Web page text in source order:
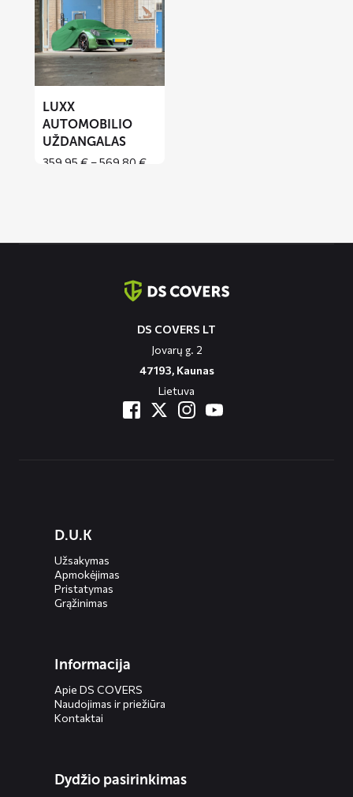
over
LUXX
automobilio
uždangalas
LUXX
AUTOMOBILIO
UŽDANGALAS
359,95 €–569,80 €Price
DS COVERS LT
Jovarų g. 2
47193, Kaunas
Lietuva
menusD.U.K
Užsakymas
Apmokėjimas
Pristatymas
Grąžinimas
Informacija
Apie DS COVERS
Naudojimas ir priežiūra
Kontaktai
Dydžio pasirinkimas